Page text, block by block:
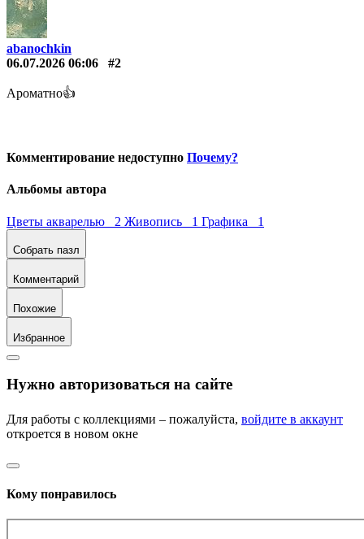
abanochkin
06.07.2026 06:06
#2
Ароматно👍
Комментирование недоступно Почему?
Альбомы автора
Цветы акварелью 2 Живопись 1 Графика 1
Собрать пазл
Комментарий
Похожие
Избранное
Нужно авторизоваться на сайте
Для работы с коллекциями – пожалуйста, войдите в аккаунт
откроется в новом окне
Кому понравилось